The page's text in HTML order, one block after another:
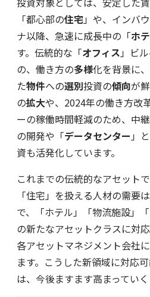
「都心部の住宅」や、インバ
ナ以降、急速に成長中の「ホ
す。伝統的な「オフィス」ビ
の、働き方の多様化を背景に
た物件への選別投資の傾向が
の拡大や、2024年の働き方改
ーの稼働時間軽減のため、中
の開発や「データセンター」
資も活発化しています。
これまでの伝統的なアセット
「住宅」を扱える人材の需要
で、「ホテル」「物流施設」
の新たなアセットクラスに対
各アセットマネジメント会社
ます。こうした新領域に対応
は、今後ますます高まっていく